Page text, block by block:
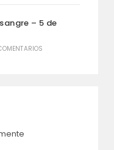
– 5 de